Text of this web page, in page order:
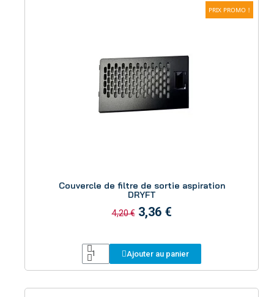
PRIX PROMO !
Couvercle de filtre de sortie aspiration
DRYFT
4,20 € 3,36 €
Ajouter au panier